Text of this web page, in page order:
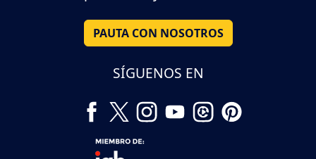
PAUTA CON NOSOTROS
SÍGUENOS EN